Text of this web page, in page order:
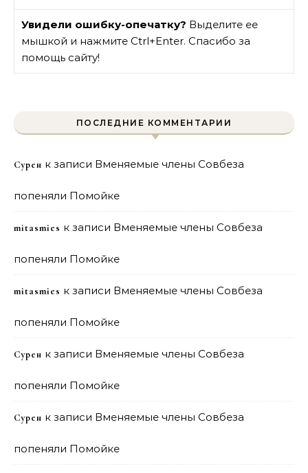
Увидели ошибку-опечатку? Выделите ее
мышкой и нажмите Ctrl+Enter. Спасибо за
помощь сайту!
ПОСЛЕДНИЕ КОММЕНТАРИИ
Сурен к записи Вменяемые члены Совбеза
попеняли Помойке
mitasmies к записи Вменяемые члены Совбеза
попеняли Помойке
mitasmies к записи Вменяемые члены Совбеза
попеняли Помойке
Сурен к записи Вменяемые члены Совбеза
попеняли Помойке
Сурен к записи Вменяемые члены Совбеза
попеняли Помойке